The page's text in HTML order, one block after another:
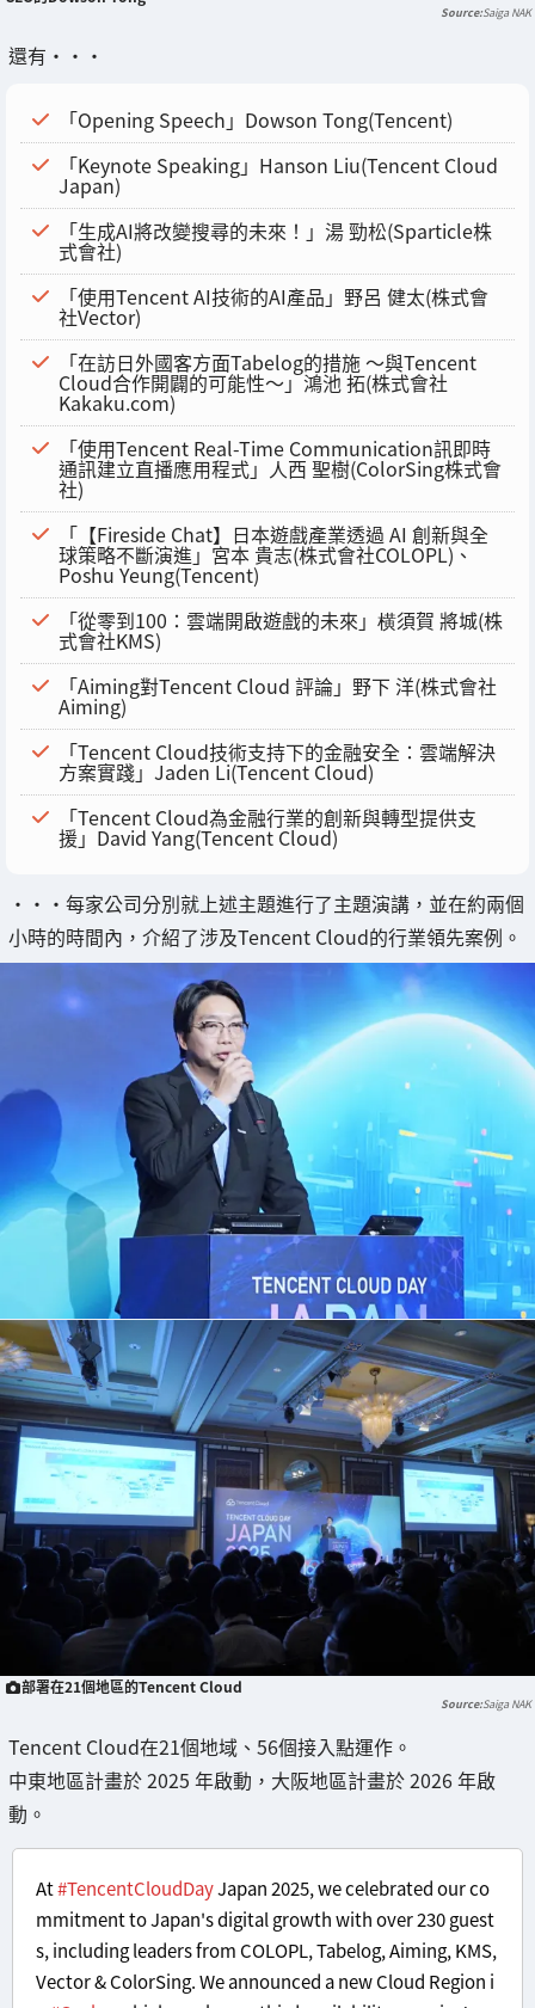
Saiga NAK
還有・・・
「Opening Speech」Dowson Tong(Tencent)
「Keynote Speaking」Hanson Liu(Tencent Cloud
Japan)
「生成AI將改變搜尋的未來！」湯 勁松(Sparticle株
式會社)
「使用Tencent AI技術的AI產品」野呂 健太(株式會
社Vector)
「在訪日外國客方面Tabelog的措施 〜與Tencent
Cloud合作開闢的可能性〜」鴻池 拓(株式會社
Kakaku.com)
「使用Tencent Real-Time Communication訊即時
通訊建立直播應用程式」人西 聖樹(ColorSing株式會
社)
「【Fireside Chat】日本遊戲產業透過 AI 創新與全
球策略不斷演進」宮本 貴志(株式會社COLOPL)、
Poshu Yeung(Tencent)
「從零到100：雲端開啟遊戲的未來」横須賀 將城(株
式會社KMS)
「Aiming對Tencent Cloud 評論」野下 洋(株式會社
Aiming)
「Tencent Cloud技術支持下的金融安全：雲端解決
方案實踐」Jaden Li(Tencent Cloud)
「Tencent Cloud為金融行業的創新與轉型提供支
援」David Yang(Tencent Cloud)
・・・每家公司分別就上述主題進行了主題演講，並在約兩個
小時的時間內，介紹了涉及Tencent Cloud的行業領先案例。
部署在21個地區的Tencent Cloud
Saiga NAK
Tencent Cloud在21個地域、56個接入點運作。
中東地區計畫於 2025 年啟動，大阪地區計畫於 2026 年啟
動。
At#TencentCloudDayJapan 2025, we celebrated our co
mmitment to Japan's digital growth with over 230 guest
s, including leaders from COLOPL, Tabelog, Aiming, KMS,
Vector & ColorSing. We announced a new Cloud Region i